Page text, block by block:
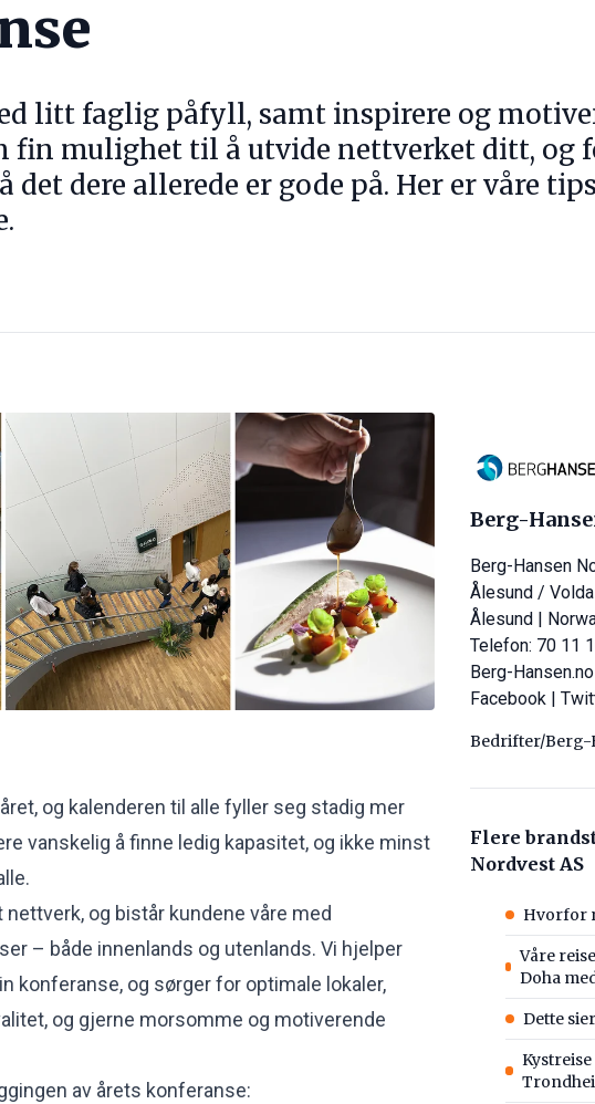
litt faglig påfyll, samt inspirere og
fin mulighet til å utvide nettverket ditt, og
det dere allerede er gode på. Her er våre
og kalenderen til alle fyller seg stadig mer
vanskelig å finne ledig kapasitet, og ikke minst
og bistår kundene våre med
– både innenlands og utenlands. Vi hjelper
konferanse, og sørger for optimale lokaler,
og gjerne morsomme og motiverende
av årets konferanse:
Berg-
Berg-Hansen
Ålesund /
Ålesund |
Telefon: 70 11
Berg-Hansen.no
Facebook |
Bedrifter/Berg-
Flere
Nordvest AS
Hvorfor
Våre
Doha
Dette